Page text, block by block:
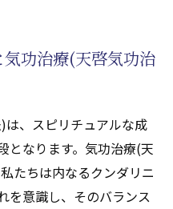
功治療(天啓気功治
、スピリチュアルな成
となります。気功治療(天
たちは内なるクンダリニ
を意識し、そのバランス